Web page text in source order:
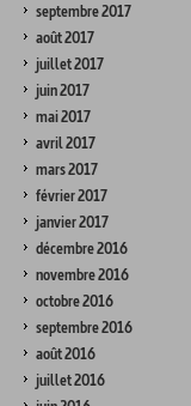
septembre 2017
août 2017
juillet 2017
juin 2017
mai 2017
avril 2017
mars 2017
février 2017
janvier 2017
décembre 2016
novembre 2016
octobre 2016
septembre 2016
août 2016
juillet 2016